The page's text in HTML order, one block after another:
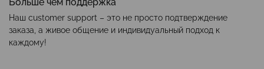
Наш customer support – это не просто подтверждение
заказа, а живое общение и индивидуальный подход к
каждому!